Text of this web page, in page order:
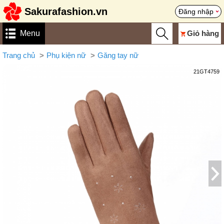
Sakurafashion.vn Đăng nhập
Menu Giỏ hàng
Trang chủ Phụ kiện nữ Găng tay nữ
21GT4759